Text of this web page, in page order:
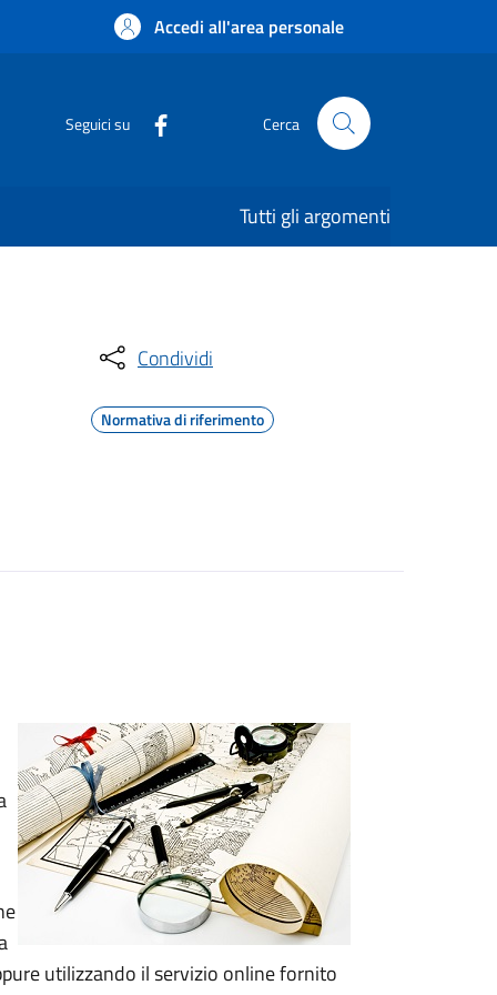
Accedi all'area personale
Seguici su Cerca
Tutti gli argomenti
Condividi
Normativa di riferimento
utilizzando il servizio online fornito